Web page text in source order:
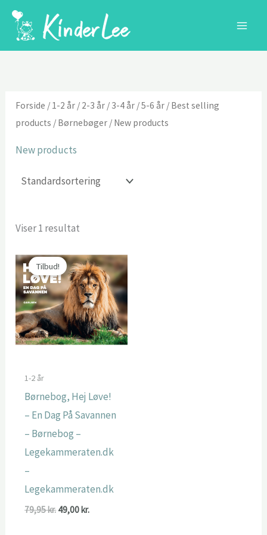
Forside / 1-2 år / 2-3 år / 3-4 år /5-6 år / Best selling
products / Børnebøger / New products
New products
Viser 1 resultat
Tilbud!
1-2 år
Børnebog, Hej Løve!
– En Dag På Savannen
– Børnebog –
Legekammeraten.dk
–
Legekammeraten.dk
79,95kr. Den
49,00kr.Den